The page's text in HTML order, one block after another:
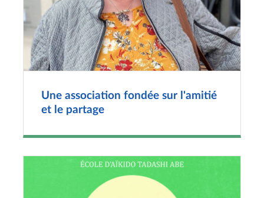
Une association fondée sur l'amitié
et le partage